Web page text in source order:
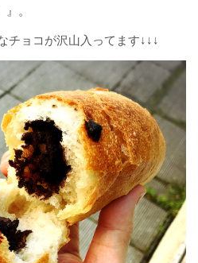
。
チョコが沢山入ってます↓↓↓